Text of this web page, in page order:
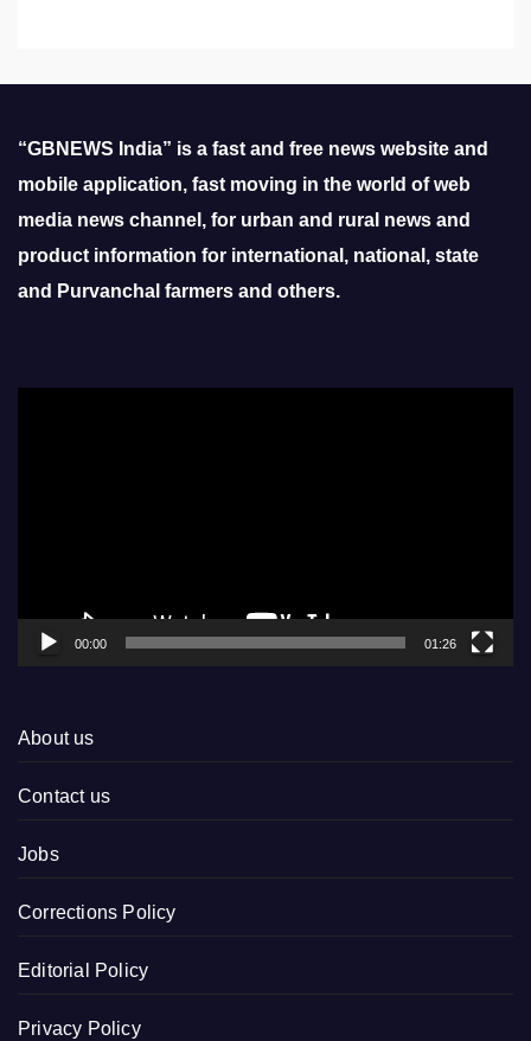
“GBNEWS India” is a fast and free news website and
mobile application, fast moving in the world of web
media news channel, for urban and rural news and
product information for international, national, state
and Purvanchal farmers and others.
00:00 01:26
About us
Contact us
Jobs
Corrections Policy
Editorial Policy
Privacy Policy